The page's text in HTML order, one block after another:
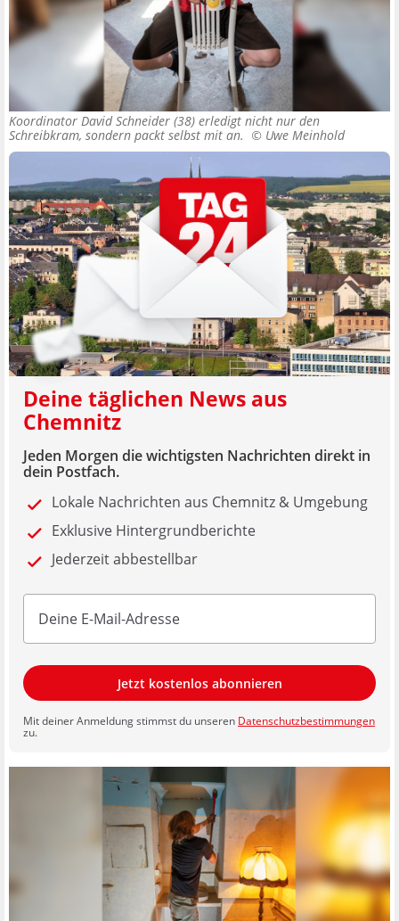
Koordinator David Schneider (38) erledigt nicht nur den
Schreibkram, sondern packt selbst mit an. © Uwe Meinhold
Deine täglichen News aus
Chemnitz
Jeden Morgen die wichtigsten Nachrichten direkt in
dein Postfach.
Lokale Nachrichten aus Chemnitz & Umgebung
Exklusive Hintergrundberichte
Jederzeit abbestellbar
Jetzt kostenlos abonnieren
Mit deiner Anmeldung stimmst du unseren Datenschutzbestimmungen
zu.